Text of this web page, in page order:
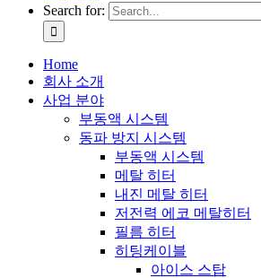
Search for:
Home
회사 소개
사업 분야
부동액 시스템
동파 방지 시스템
부동액 시스템
메탈 히터
내진 메탈 히터
저전력 에코 메탈히터
필름 히터
히팅케이블
아이스 스탑